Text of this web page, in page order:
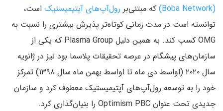
(Boba Network‌)
که مبتنی‌بر رول‌آپ‌های آپتیمیستیک است،
توانسته است در مدت زمانی کوتاه‌تر پذیرش بیشتری را نسبت به
OMG کسب کند. به همین دلیل Plasma Group که یکی از
سازمان‌های پیشگام در عرصه تحقیقات پلاسما بود نیز در ژانویه
سال ۲۰۲۰ (اواسط دی ماه تا اواسط بهمن ماه سال ۱۳۹۸‌) تمرکز
خود را به توسعه رول‌آپ‌های آپتیمیستیک معطوف کرد و سازمان
جدیدی تحت عنوان Optimism PBC را بنیان‌گذاری کرد.